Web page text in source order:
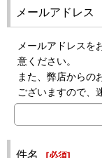
メールアドレス
メールアドレスを
意ください。
また、弊店からの
ございますので、
件名 [必須]